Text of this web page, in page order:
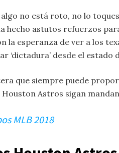
no está roto, no lo
hecho astutos refuerzos
la esperanza de ver a los
‘dictadura’ desde el estado
que siempre puede
Astros sigan
MLB 2018